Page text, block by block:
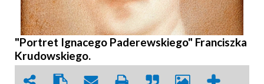
"Portret Ignacego Paderewskiego" Franciszka
Krudowskiego.